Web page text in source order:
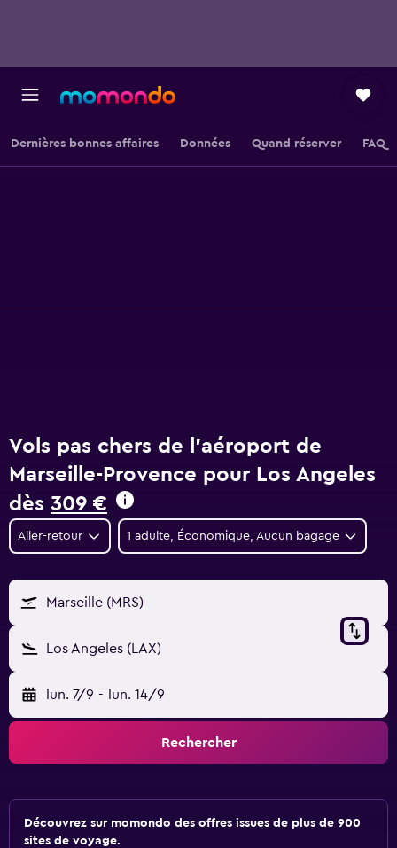
Dernières bonnes affaires Données Quand réserver FAQ
Vols pas chers de l'aéroport de
Marseille-Provence pour Los Angeles
dès 309 €
Aller-retour 1 adulte, Économique, Aucun bagage
Marseille (MRS)
Los Angeles (LAX)
lun. 7/9 - lun. 14/9
Rechercher
Découvrez sur momondo des offres issues de plus de 900
sites de voyage.